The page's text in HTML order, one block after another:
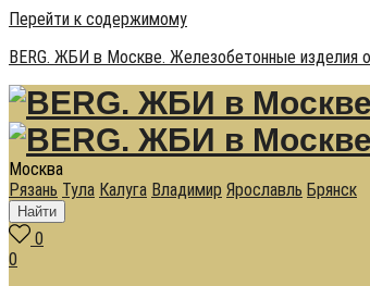
Перейти к содержимому
BERG. ЖБИ в Москве. Железобетонные изделия
Москва
Рязань Тула Калуга Владимир Ярославль Брянск
Найти
0
0